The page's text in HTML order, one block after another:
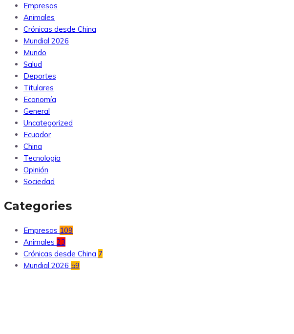
Empresas
Animales
Crónicas desde China
Mundial 2026
Mundo
Salud
Deportes
Titulares
Economía
General
Uncategorized
Ecuador
China
Tecnología
Opinión
Sociedad
Categories
Empresas 109
Animales 23
Crónicas desde China 7
Mundial 2026 59